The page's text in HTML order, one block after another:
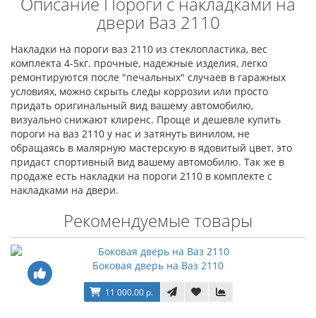
двери Ваз 2110
Накладки на пороги ваз 2110 из стеклопластика, вес
комплекта 4-5кг. прочные, надежные изделия, легко
ремонтируются после "печальных" случаев в гаражных
условиях, можно скрыть следы коррозии или просто
придать оригинальный вид вашему автомобилю,
визуально снижают клиренс. Проще и дешевле купить
пороги на ваз 2110 у нас и затянуть винилом, не
обращаясь в малярную мастерскую в ядовитый цвет, это
придаст спортивный вид вашему автомобилю. Так же в
продаже есть накладки на пороги 2110 в комплекте с
накладками на двери.
Рекомендуемые товары
Боковая дверь на Ваз 2110
11 000.00 р.